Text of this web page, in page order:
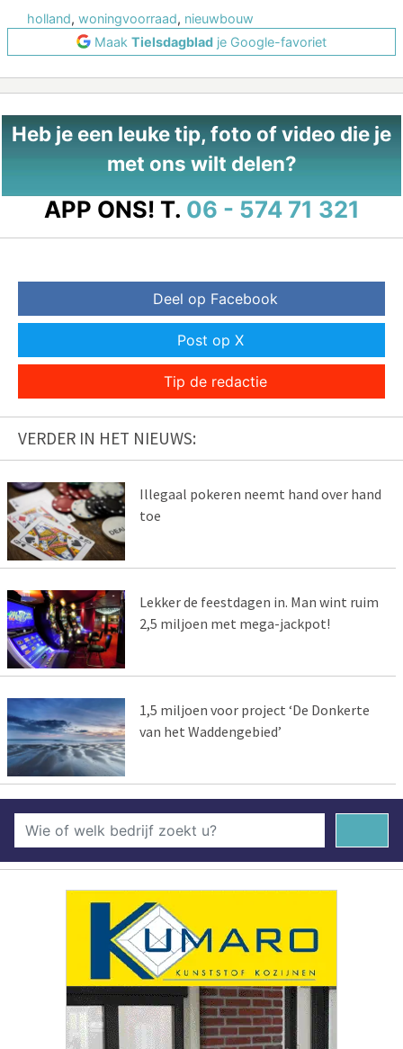
holland, woningvoorraad, nieuwbouw
Maak Tielsdagblad je Google-favoriet
Heb je een leuke tip, foto of video die je
met ons wilt delen?
APP ONS! T. 06 - 574 71 321
Deel op Facebook
Post op X
Tip de redactie
VERDER IN HET NIEUWS:
Illegaal pokeren neemt hand over hand
toe
Lekker de feestdagen in. Man wint ruim
2,5 miljoen met mega-jackpot!
1,5 miljoen voor project ‘De Donkerte
van het Waddengebied’